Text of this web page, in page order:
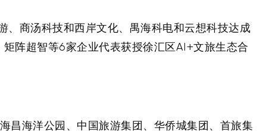
商汤科技和西岸文化、禺海科电和云想科技达成
阵超智等6家企业代表获授徐汇区AI+文旅生态合
昌海洋公园、中国旅游集团、华侨城集团、首旅集